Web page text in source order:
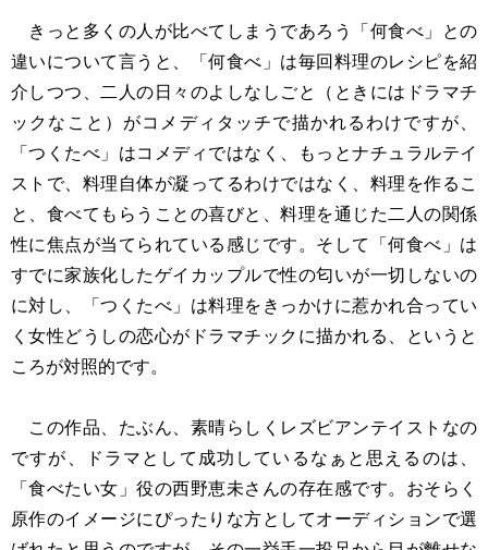
きっと多くの人が比べてしまうであろう「何食べ」との
違いについて言うと、「何食べ」は毎回料理のレシピを紹
介しつつ、二人の日々のよしなしごと（ときにはドラマチ
ックなこと）がコメディタッチで描かれるわけですが、
「つくたべ」はコメディではなく、もっとナチュラルテイ
ストで、料理自体が凝ってるわけではなく、料理を作るこ
と、食べてもらうことの喜びと、料理を通じた二人の関係
性に焦点が当てられている感じです。そして「何食べ」は
すでに家族化したゲイカップルで性の匂いが一切しないの
に対し、「つくたべ」は料理をきっかけに惹かれ合ってい
く女性どうしの恋心がドラマチックに描かれる、というと
ころが対照的です。
この作品、たぶん、素晴らしくレズビアンテイストなの
ですが、ドラマとして成功しているなぁと思えるのは、
「食べたい女」役の西野恵未さんの存在感です。おそらく
原作のイメージにぴったりな方としてオーディションで選